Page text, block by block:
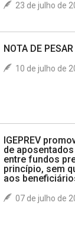
23 de julho de
NOTA DE
10 de julho de
IGEPREV
de
entre fundos
princípio, sem
aos
07 de julho de